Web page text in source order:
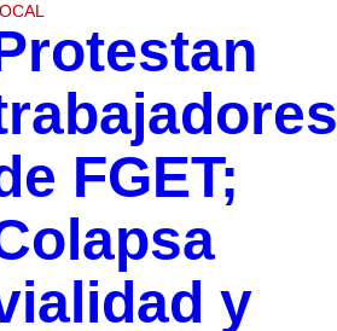
FGET;
y